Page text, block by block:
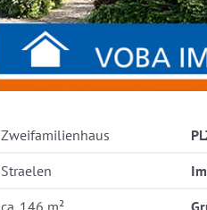
Zweifamilienhaus
Straelen